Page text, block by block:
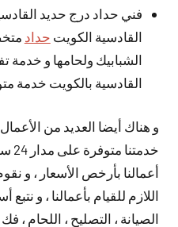
فني حداد درج حديد
القادسية الكويت حداد
الشبابيك ولحامها و
القادسية بالكويت خدمة
و هناك أيضا العديد من
أعمالنا بأرخص الأسعار ، و
اللازم للقيام بأعمالنا ، و
الصيانة ، التصليح ، اللحام ،